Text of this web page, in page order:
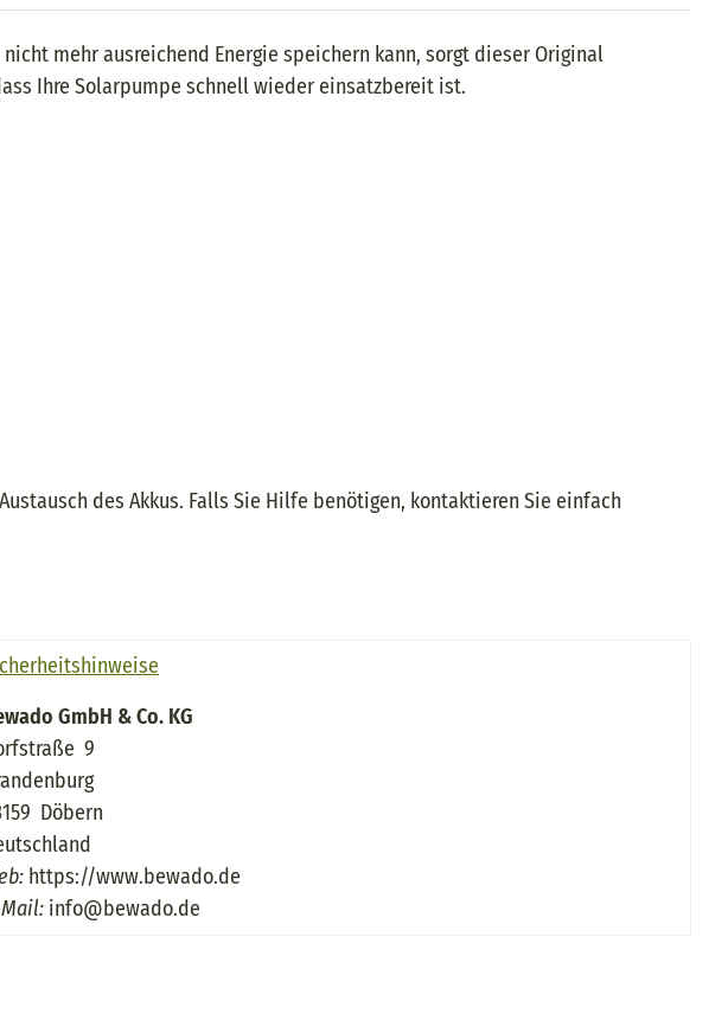
mehr ausreichend Energie speichern kann, sorgt dieser Original
Ihre Solarpumpe schnell wieder einsatzbereit ist.
des Akkus. Falls Sie Hilfe benötigen, kontaktieren Sie einfach
GmbH & Co. KG
9
Döbern
https://www.bewado.de
info@bewado.de